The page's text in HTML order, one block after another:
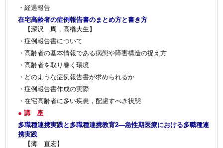
・経過報告
在宅高齢者の症例報告書のまとめ方と書き方
【深沢 周，高橋大生】
・症例報告書について
・高齢者の基本情報である病態や障害構造の捉え方
・高齢者を取り巻く環境
・どのような症例報告書が求められるか
・症例報告書作成の実際
・在宅高齢者に多い疾患，配慮すべき状態
● 講 座
多職種連携実践と多職種連携教育2―急性期医療における多職種連
携実践
【薄 直宏】